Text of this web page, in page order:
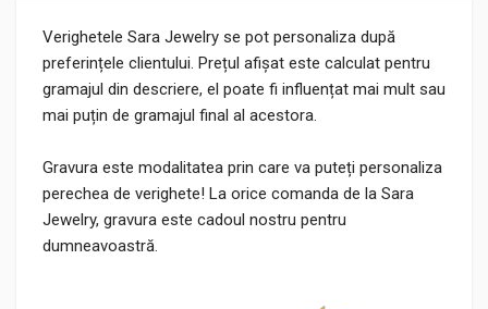
Verighetele Sara Jewelry se pot personaliza după
preferințele clientului. Prețul afișat este calculat pentru
gramajul din descriere, el poate fi influențat mai mult sau
mai puțin de gramajul final al acestora.
Gravura este modalitatea prin care va puteți personaliza
perechea de verighete! La orice comanda de la Sara
Jewelry, gravura este cadoul nostru pentru
dumneavoastră.